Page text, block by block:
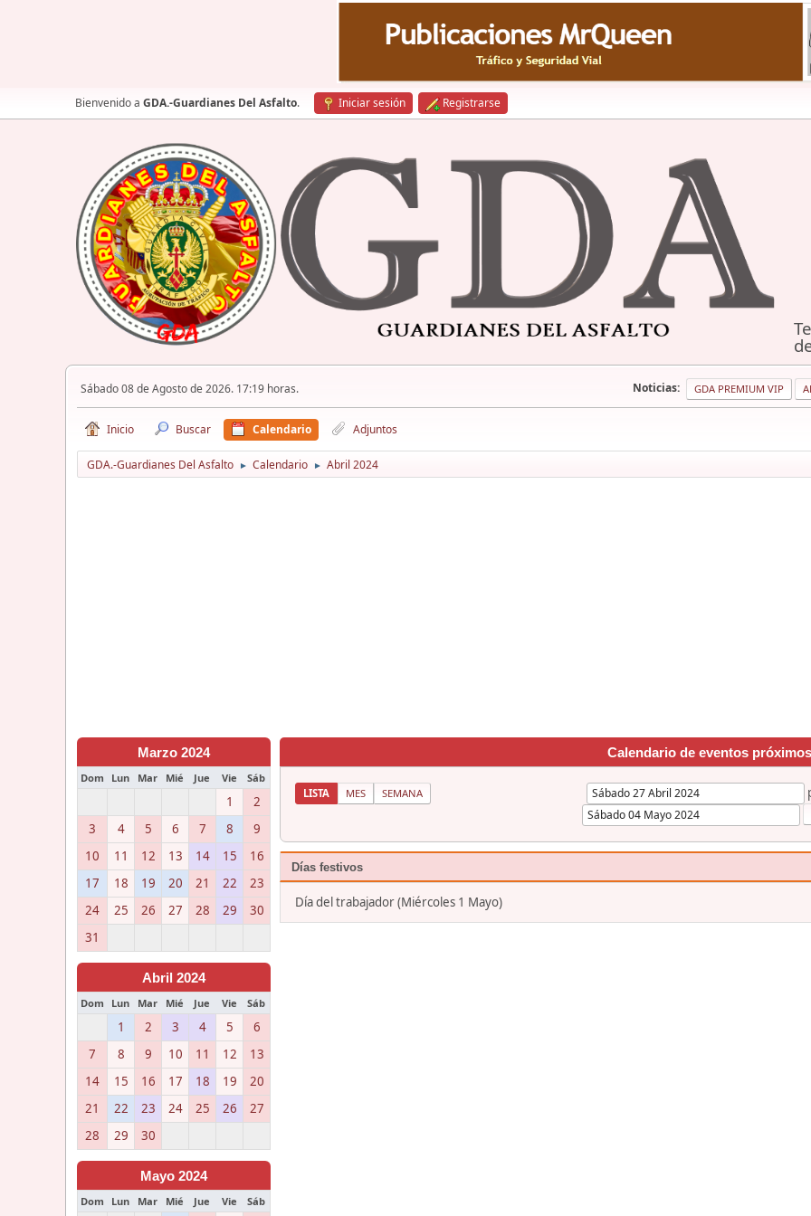
Bienvenido a GDA.-Guardianes Del Asfalto. Iniciar sesión Registrarse
Sábado 08 de Agosto de 2026. 17:19 horas. Noticias: GDA PREMIUM VIP
Inicio Buscar Calendario Adjuntos
GDA.-Guardianes Del Asfalto ► Calendario ► Abril 2024
Marzo 2024
Dom Lun Mar Mié Jue Vie Sáb
1
2
3
4 5 6 7 8
9
10
11 12 13 14 15
16
17
18 19 20 21 22
23
24
25 26 27 28 29
30
31
Abril 2024
Dom Lun Mar Mié Jue Vie Sáb
1 2 3 4 5
6
7
8 9 10 11 12
13
14
15 16 17 18 19
20
21
22 23 24 25 26
27
28
29 30
Mayo 2024
Dom Lun Mar Mié Jue Vie Sáb
Calendario de eventos próximos
LISTA MES SEMANA
Días festivos
Día del trabajador (Miércoles 1 Mayo)